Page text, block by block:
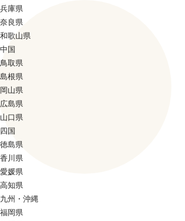
兵庫県
奈良県
和歌山県
中国
鳥取県
島根県
岡山県
広島県
山口県
四国
徳島県
香川県
愛媛県
高知県
九州・沖縄
福岡県